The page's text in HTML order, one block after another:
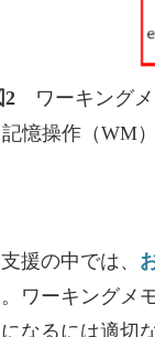
2ワーキングメ
記憶操作（WM
支援の中では、
ワーキングメ
になるには適切